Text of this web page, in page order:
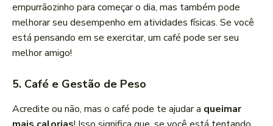
empurrãozinho para começar o dia, mas também pode
melhorar seu desempenho em atividades físicas. Se você
está pensando em se exercitar, um café pode ser seu
melhor amigo!
5. Café e Gestão de Peso
Acredite ou não, mas o café pode te ajudar a queimar